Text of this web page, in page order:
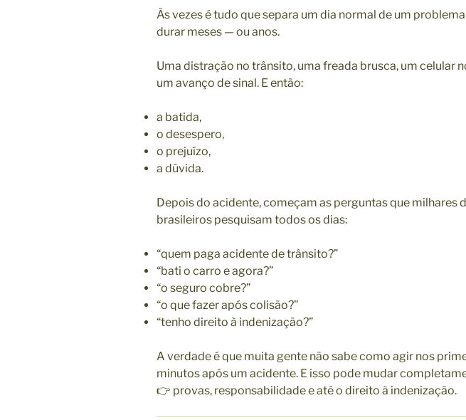
Às vezes é tudo que separa um dia normal de um
durar meses — ou anos.
Uma distração no trânsito, uma freada brusca, um celular
um avanço de sinal. E então:
a batida,
o desespero,
o prejuízo,
a dúvida.
Depois do acidente, começam as perguntas que milhares
brasileiros pesquisam todos os dias:
“quem paga acidente de trânsito?”
“bati o carro e agora?”
“o seguro cobre?”
“o que fazer após colisão?”
“tenho direito à indenização?”
A verdade é que muita gente não sabe como agir nos
minutos após um acidente. E isso pode mudar
👉 provas, responsabilidade e até o direito à indenização.